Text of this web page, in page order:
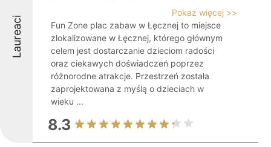
Laureaci
Pokaż więcej >>
Fun Zone plac zabaw w Łęcznej to miejsce
zlokalizowane w Łęcznej, którego głównym
celem jest dostarczanie dzieciom radości
oraz ciekawych doświadczeń poprzez
różnorodne atrakcje. Przestrzeń została
zaprojektowana z myślą o dzieciach w
wieku ...
8.3